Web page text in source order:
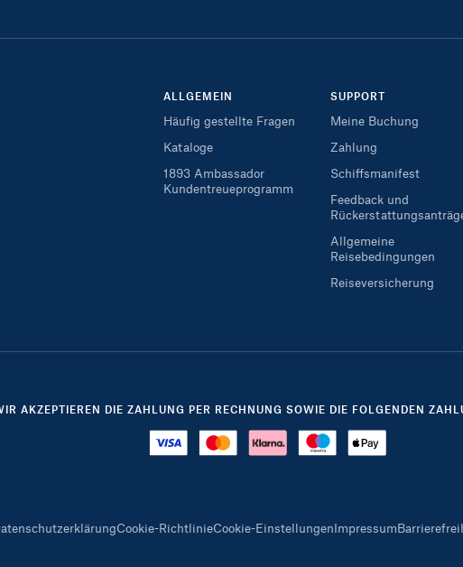
ALLGEMEIN
Häufig gestellte Fragen
Kataloge
1893 Ambassador
Kundentreueprogramm
SUPPORT
Meine Buchung
Zahlung
Schiffsmanifest
Feedback und
Allgemeine
Reisebedingungen
Reiseversicherung
AKZEPTIEREN DIE ZAHLUNG PER RECHNUNG SOWIE DIE FOLGENDEN
Cookie-RichtlinieCookie-EinstellungenImpressum